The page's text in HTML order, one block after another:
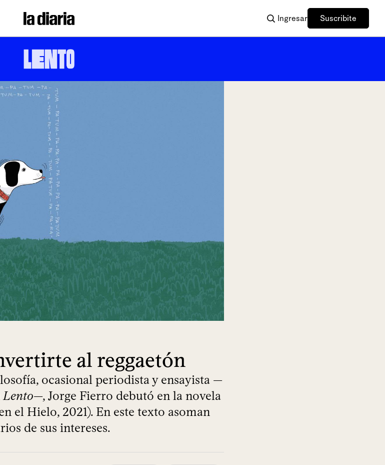
Ingresar Suscribite
al reggaetón
ocasional periodista y ensayista —
Lento—, Jorge Fierro debutó en la novela
el Hielo, 2021). En este texto asoman
de sus intereses.